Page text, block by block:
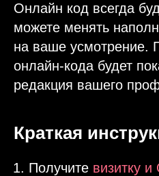
Онлайн код всегда
можете менять
на ваше усмотрение.
онлайн-кода будет
редакция вашего
Краткая
Получите визитку